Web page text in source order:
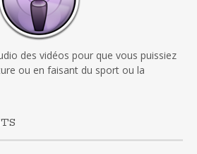
des vidéos pour que vous puissiez
ou en faisant du sport ou la